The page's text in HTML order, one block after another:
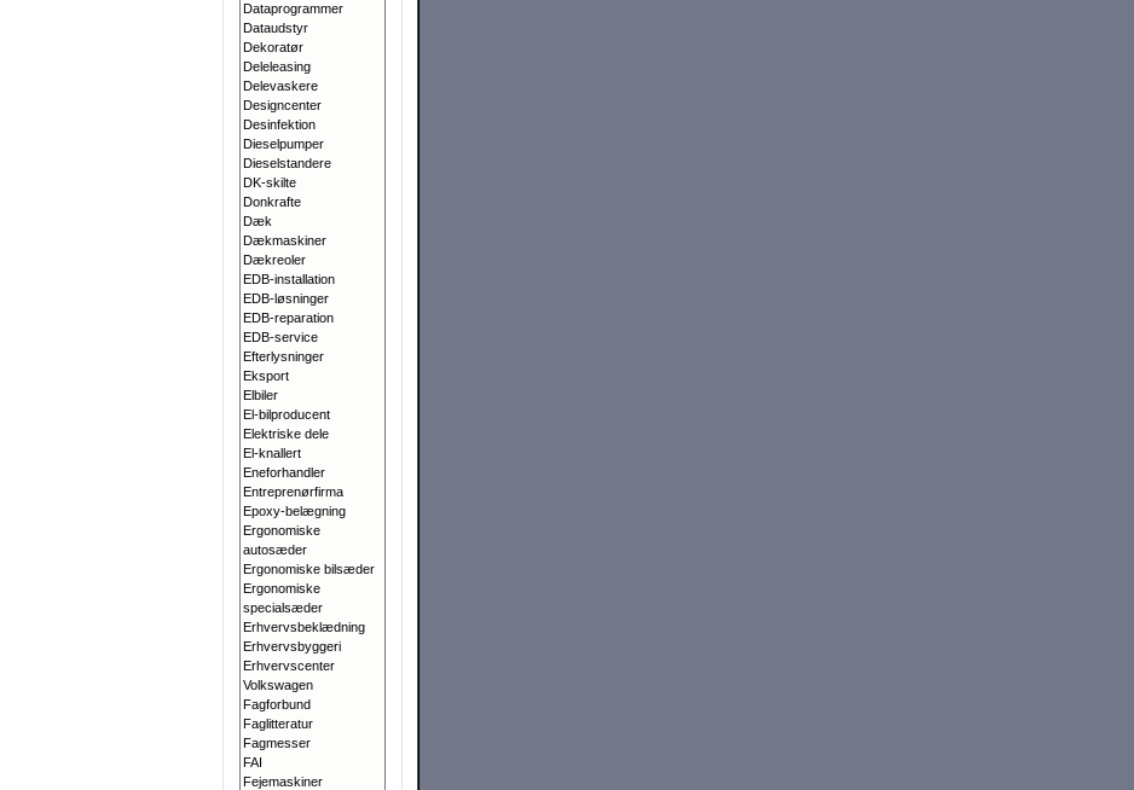
Dataprogrammer
Dataudstyr
Dekoratør
Deleleasing
Delevaskere
Designcenter
Desinfektion
Dieselpumper
Dieselstandere
DK-skilte
Donkrafte
Dæk
Dækmaskiner
Dækreoler
EDB-installation
EDB-løsninger
EDB-reparation
EDB-service
Efterlysninger
Eksport
Elbiler
El-bilproducent
Elektriske dele
El-knallert
Eneforhandler
Entreprenørfirma
Epoxy-belægning
Ergonomiske
autosæder
Ergonomiske bilsæder
Ergonomiske
specialsæder
Erhvervsbeklædning
Erhvervsbyggeri
Erhvervscenter
Volkswagen
Fagforbund
Faglitteratur
Fagmesser
FAI
Fejemaskiner